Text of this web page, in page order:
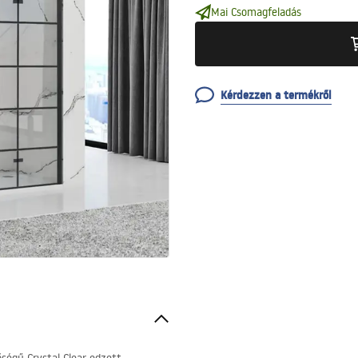
Mai Csomagfeladás
Kérdezzen a termékről